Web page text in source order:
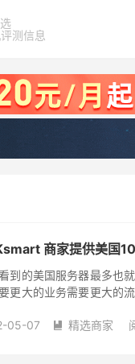
测信息
商家提供美国
到的美国服务器最多也
更大的业务需要更大的
05-07
 精选商家